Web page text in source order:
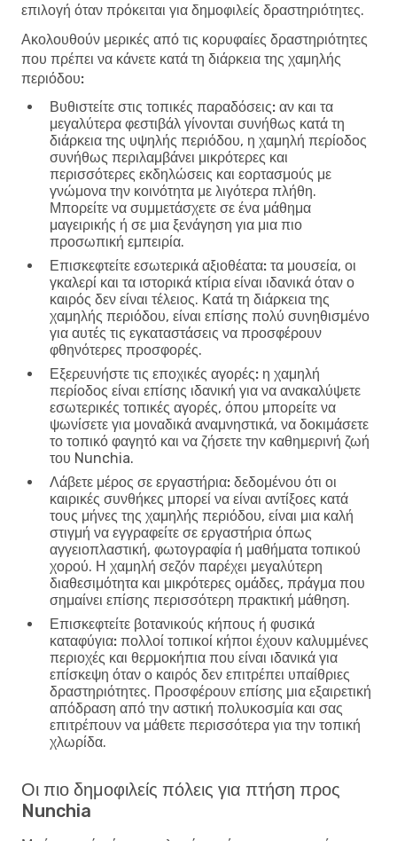
επιλογή όταν πρόκειται για δημοφιλείς δραστηριότητες.
Ακολουθούν μερικές από τις κορυφαίες δραστηριότητες
που πρέπει να κάνετε κατά τη διάρκεια της χαμηλής
περιόδου:
Βυθιστείτε στις τοπικές παραδόσεις: αν και τα
μεγαλύτερα φεστιβάλ γίνονται συνήθως κατά τη
διάρκεια της υψηλής περιόδου, η χαμηλή περίοδος
συνήθως περιλαμβάνει μικρότερες και
περισσότερες εκδηλώσεις και εορτασμούς με
γνώμονα την κοινότητα με λιγότερα πλήθη.
Μπορείτε να συμμετάσχετε σε ένα μάθημα
μαγειρικής ή σε μια ξενάγηση για μια πιο
προσωπική εμπειρία.
Επισκεφτείτε εσωτερικά αξιοθέατα: τα μουσεία, οι
γκαλερί και τα ιστορικά κτίρια είναι ιδανικά όταν ο
καιρός δεν είναι τέλειος. Κατά τη διάρκεια της
χαμηλής περιόδου, είναι επίσης πολύ συνηθισμένο
για αυτές τις εγκαταστάσεις να προσφέρουν
φθηνότερες προσφορές.
Εξερευνήστε τις εποχικές αγορές: η χαμηλή
περίοδος είναι επίσης ιδανική για να ανακαλύψετε
εσωτερικές τοπικές αγορές, όπου μπορείτε να
ψωνίσετε για μοναδικά αναμνηστικά, να δοκιμάσετε
το τοπικό φαγητό και να ζήσετε την καθημερινή ζωή
του Nunchia.
Λάβετε μέρος σε εργαστήρια: δεδομένου ότι οι
καιρικές συνθήκες μπορεί να είναι αντίξοες κατά
τους μήνες της χαμηλής περιόδου, είναι μια καλή
στιγμή να εγγραφείτε σε εργαστήρια όπως
αγγειοπλαστική, φωτογραφία ή μαθήματα τοπικού
χορού. Η χαμηλή σεζόν παρέχει μεγαλύτερη
διαθεσιμότητα και μικρότερες ομάδες, πράγμα που
σημαίνει επίσης περισσότερη πρακτική μάθηση.
Επισκεφτείτε βοτανικούς κήπους ή φυσικά
καταφύγια: πολλοί τοπικοί κήποι έχουν καλυμμένες
περιοχές και θερμοκήπια που είναι ιδανικά για
επίσκεψη όταν ο καιρός δεν επιτρέπει υπαίθριες
δραστηριότητες. Προσφέρουν επίσης μια εξαιρετική
απόδραση από την αστική πολυκοσμία και σας
επιτρέπουν να μάθετε περισσότερα για την τοπική
χλωρίδα.
Οι πιο δημοφιλείς πόλεις για πτήση προς
Nunchia